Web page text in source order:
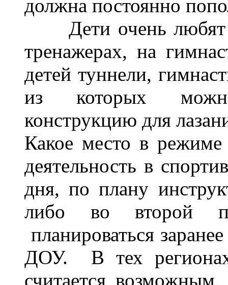
должна постоянно
Дети очень любят
тренажерах, на
детей туннели,
из которых
конструкцию для
Какое место в режиме
деятельность в
дня, по плану
либо во второй
планироваться
ДОУ. В тех
считается